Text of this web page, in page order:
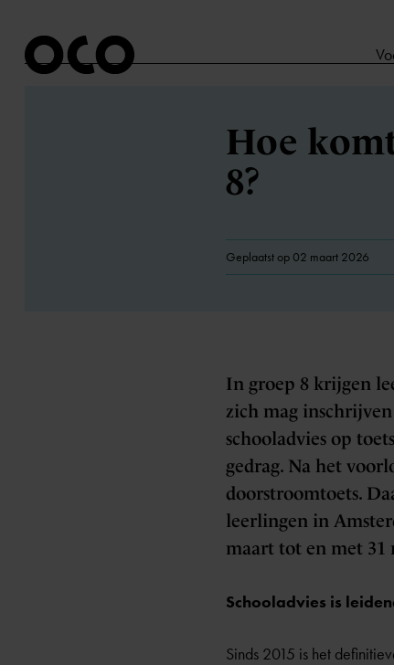
Hoe
8?
Geplaatst op 02 maart 2026
In groep 8 krijgen
zich mag
schooladvies op
gedrag. Na het
doorstroomtoets.
leerlingen in
maart tot en met 31
Schooladvies is
Sinds 2015 is het